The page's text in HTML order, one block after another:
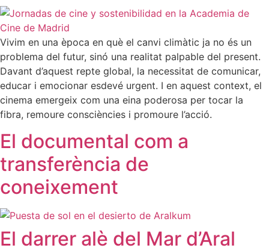
Vivim en una època en què el canvi climàtic ja no és un
problema del futur, sinó una realitat palpable del present.
Davant d’aquest repte global, la necessitat de comunicar,
educar i emocionar esdevé urgent. I en aquest context, el
cinema emergeix com una eina poderosa per tocar la
fibra, remoure consciències i promoure l’acció.
El documental com a
transferència de
coneixement
El darrer alè del Mar d’Aral